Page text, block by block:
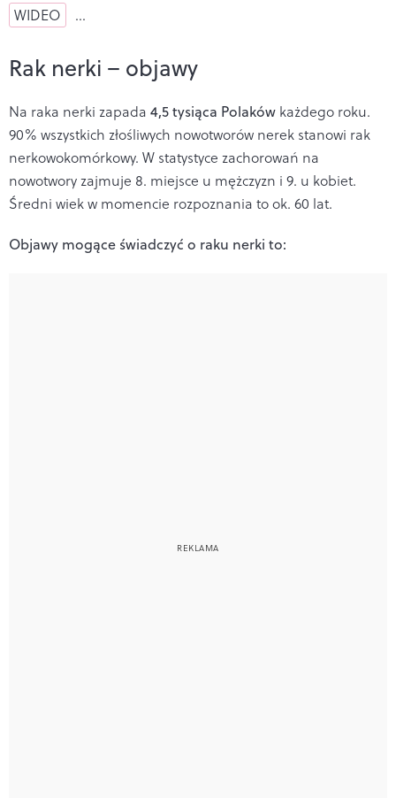
WIDEO …
Rak nerki – objawy
Na raka nerki zapada 4,5 tysiąca Polaków każdego roku.
90% wszystkich złośliwych nowotworów nerek stanowi rak
nerkowokomórkowy. W statystyce zachorowań na
nowotwory zajmuje 8. miejsce u mężczyzn i 9. u kobiet.
Średni wiek w momencie rozpoznania to ok. 60 lat.
Objawy mogące świadczyć o raku nerki to: